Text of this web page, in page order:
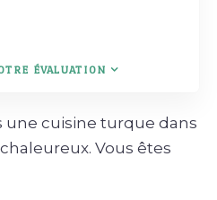
ÉVALUATION
une cuisine turque dans
Vous êtes